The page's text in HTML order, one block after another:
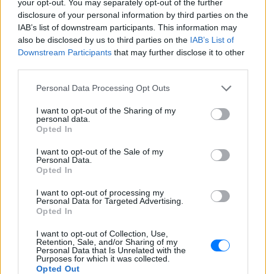
your opt-out. You may separately opt-out of the further
disclosure of your personal information by third parties on the
IAB’s list of downstream participants. This information may
also be disclosed by us to third parties on the IAB’s List of
Downstream Participants that may further disclose it to other
Personal Data Processing Opt Outs
I want to opt-out of the Sharing of my
personal data.
Opted In
I want to opt-out of the Sale of my
Personal Data.
Opted In
I want to opt-out of processing my
Personal Data for Targeted Advertising.
Opted In
I want to opt-out of Collection, Use,
Retention, Sale, and/or Sharing of my
Personal Data that Is Unrelated with the
Purposes for which it was collected.
Opted Out
κτηνίατρο σε ένα μέρος όπου υπάρχει
αγέλη με λύκους, είναι επικίνδυνο» λέει
στο protothema.gr ο διδάκτορας
ζωολογίας του ΑΠΘ, Θεόδωρος Κομηνός
- Έχουν πεθάνει και έξι λυκόπουλα
Για πάντα στη Ρεάλ Μαδρίτης ο
εξαετές συμβόλαιο ο
την πρόταση της Ρεάλ
εστιατόρια, παμπ και θέατρα
στη Βρετανία τα απαγορεύουν
Από τον εστιάτορα Τζέρεμι Κινγκ ως την
αλυσίδα Wetherspoons και τον όμιλο ATG
Theatres, ολοένα περισσότεροι χώροι
εστίασης και ψυχαγωγίας κλείνουν την